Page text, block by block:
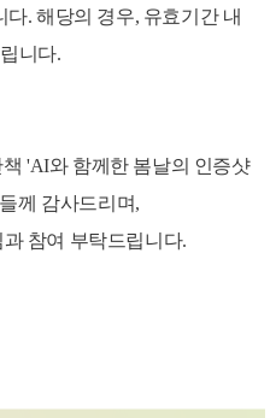
. 해당의 경우, 유효기간 내
니다.
책 'AI와 함께한 봄날의 인증샷
께 감사드리며,
참여 부탁드립니다.